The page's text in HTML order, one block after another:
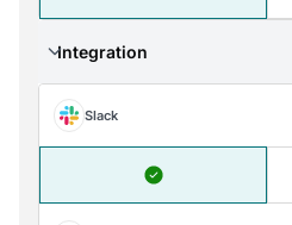
Integration
Slack